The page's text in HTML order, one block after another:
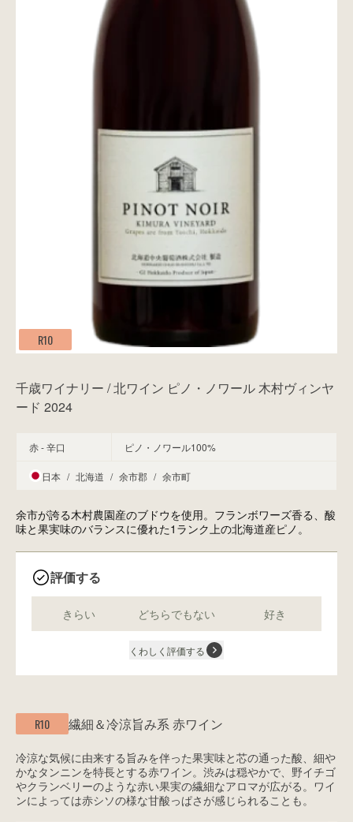
R10
千歳ワイナリー / 北ワイン ピノ・ノワール 木村ヴィンヤ
ード 2024
赤 - 辛口 ピノ・ノワール100%
日本 / 北海道 / 余市郡 / 余市町
余市が誇る木村農園産のブドウを使用。フランボワーズ香る、酸
味と果実味のバランスに優れた1ランク上の北海道産ピノ。
評価する
きらい どちらでもない 好き
くわしく評価する
R10 繊細＆冷涼旨み系 赤ワイン
冷涼な気候に由来する旨みを伴った果実味と芯の通った酸、細や
かなタンニンを特長とする赤ワイン。渋みは穏やかで、野イチゴ
やクランベリーのような赤い果実の繊細なアロマが広がる。ワイ
ンによっては赤シソの様な甘酸っぱさが感じられることも。